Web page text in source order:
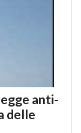
anti-
delle